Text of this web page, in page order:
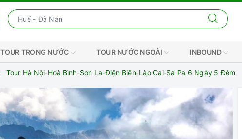
TOUR TRONG NƯỚC TOUR NƯỚC NGOÀI INBOUND
Tour Hà Nội-Hoà Bình-Sơn La-Điện Biên-Lào Cai-Sa Pa 6 Ngày 5 Đêm